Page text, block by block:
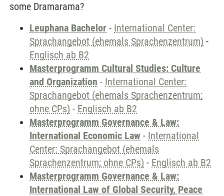
some Dramarama?
Leuphana Bachelor - International Center:
Sprachangebot (ehemals Sprachenzentrum) -
Englisch ab B2
Masterprogramm Cultural Studies: Culture
and Organization - International Center:
Sprachangebot (ehemals Sprachenzentrum;
ohne CPs) - Englisch ab B2
Masterprogramm Governance & Law:
International Economic Law - International
Center: Sprachangebot (ehemals
Sprachenzentrum; ohne CPs) - Englisch ab B2
Masterprogramm Governance & Law:
International Law of Global Security, Peace